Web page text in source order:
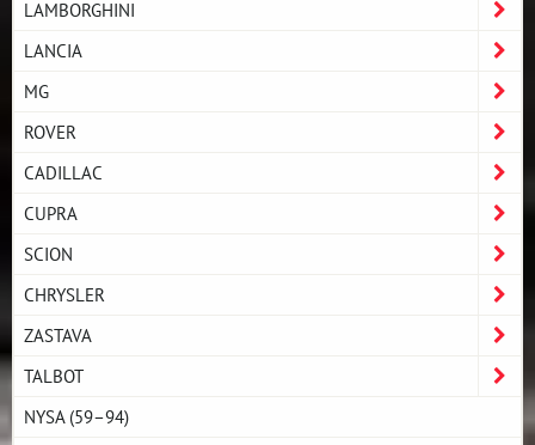
LAMBORGHINI
LANCIA
MG
ROVER
CADILLAC
CUPRA
SCION
CHRYSLER
ZASTAVA
TALBOT
NYSA (59–94)